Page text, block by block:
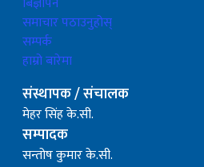
समाचार पठाउनुहोस्
सम्पर्क
हाम्रो बारेमा
संस्थापक / संचालक
मेहर सिंह के.सी.
सम्पादक
सन्तोष कुमार के.सी.